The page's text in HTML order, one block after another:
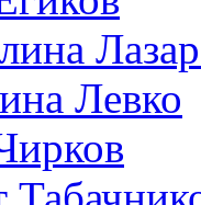
Левко